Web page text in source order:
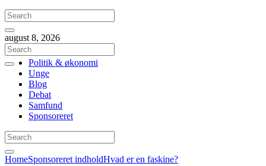
august 8, 2026
Politik & økonomi
Unge
Blog
Debat
Samfund
Sponsoreret
HomeSponsoreret indholdHvad er en faskine?